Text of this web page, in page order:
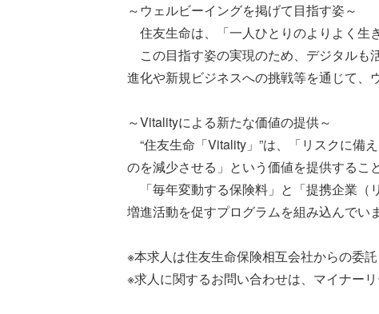
～ウェルビーイングを掲げて目指す姿～
住友生命は、「一人ひとりのよりよく生
この目指す姿の実現のため、デジタルも
進化や新規ビジネスへの挑戦等を通じて、
～Vitalityによる新たな価値の提供～
“住友生命「Vitality」”は、「リスクに備
のを減少させる」という価値を提供するこ
「毎年変動する保険料」と「提携企業（
増進活動を促すプログラムを組み込んでいま
※本求人は住友生命保険相互会社からの委
※求人に関するお問い合わせは、マイナー